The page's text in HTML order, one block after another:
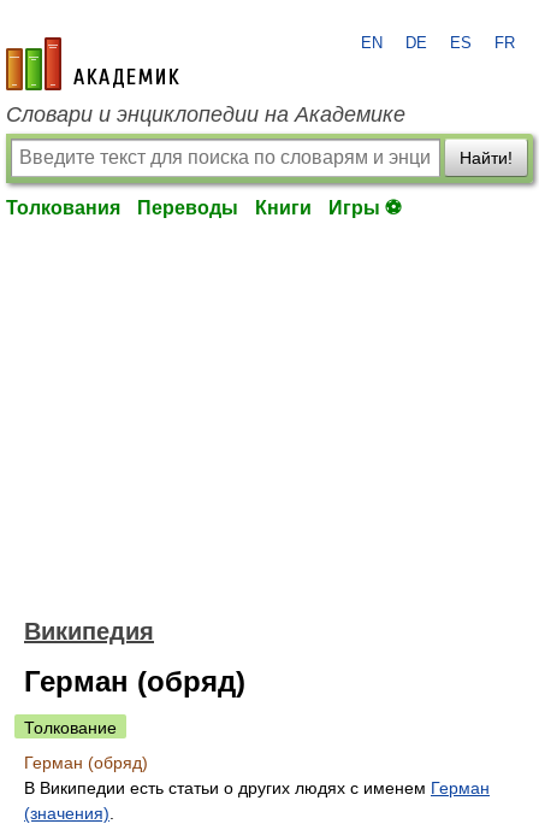
academic.ru
EN DE ES FR
Словари и энциклопедии на Академике
Найти!
Толкования Переводы Книги Игры ⚽
Википедия
Герман (обряд)
Толкование
Герман (обряд)
В Википедии есть статьи о других людях с именем Герман
(значения)